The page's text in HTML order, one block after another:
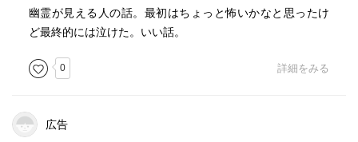
幽霊が見える人の話。最初はちょっと怖いかなと思ったけ
ど最終的には泣けた。いい話。
0 詳細をみる
広告